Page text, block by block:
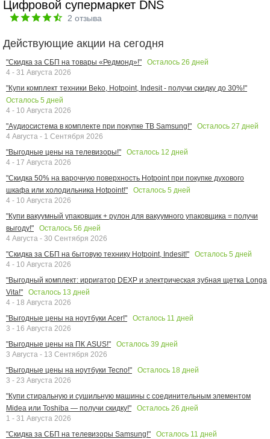
Цифровой супермаркет DNS
2 отзыва
Действующие акции на сегодня
"Скидка за СБП на товары «Редмонд»!" Осталось 26 дней
4 - 31 Августа 2026
"Купи комплект техники Beko, Hotpoint, Indesit - получи скидку до 30%!"
Осталось 5 дней
4 - 10 Августа 2026
"Аудиосистема в комплекте при покупке ТВ Samsung!"
Осталось 27 дней
4 Августа - 1 Сентября 2026
"Выгодные цены на телевизоры!"
Осталось 12 дней
4 - 17 Августа 2026
"Скидка 50% на варочную поверхность Hotpoint при покупке духового
шкафа или холодильника Hotpoint!"
Осталось 5 дней
4 - 10 Августа 2026
"Купи вакуумный упаковщик + рулон для вакуумного упаковщика = получи
выгоду!"
Осталось 56 дней
4 Августа - 30 Сентября 2026
"Скидка за СБП на бытовую технику Hotpoint, Indesit!"
Осталось 5 дней
4 - 10 Августа 2026
"Выгодный комплект: ирригатор DEXP и электрическая зубная щетка Longa
Vita!"
Осталось 13 дней
4 - 18 Августа 2026
"Выгодные цены на ноутбуки Acer!"
Осталось 11 дней
3 - 16 Августа 2026
"Выгодные цены на ПК ASUS!"
Осталось 39 дней
3 Августа - 13 Сентября 2026
"Выгодные цены на ноутбуки Tecno!"
Осталось 18 дней
3 - 23 Августа 2026
"Купи стиральную и сушильную машины с соединительным элементом
Midea или Toshiba — получи скидку!"
Осталось 26 дней
1 - 31 Августа 2026
"Скидка за СБП на телевизоры Samsung!"
Осталось 11 дней